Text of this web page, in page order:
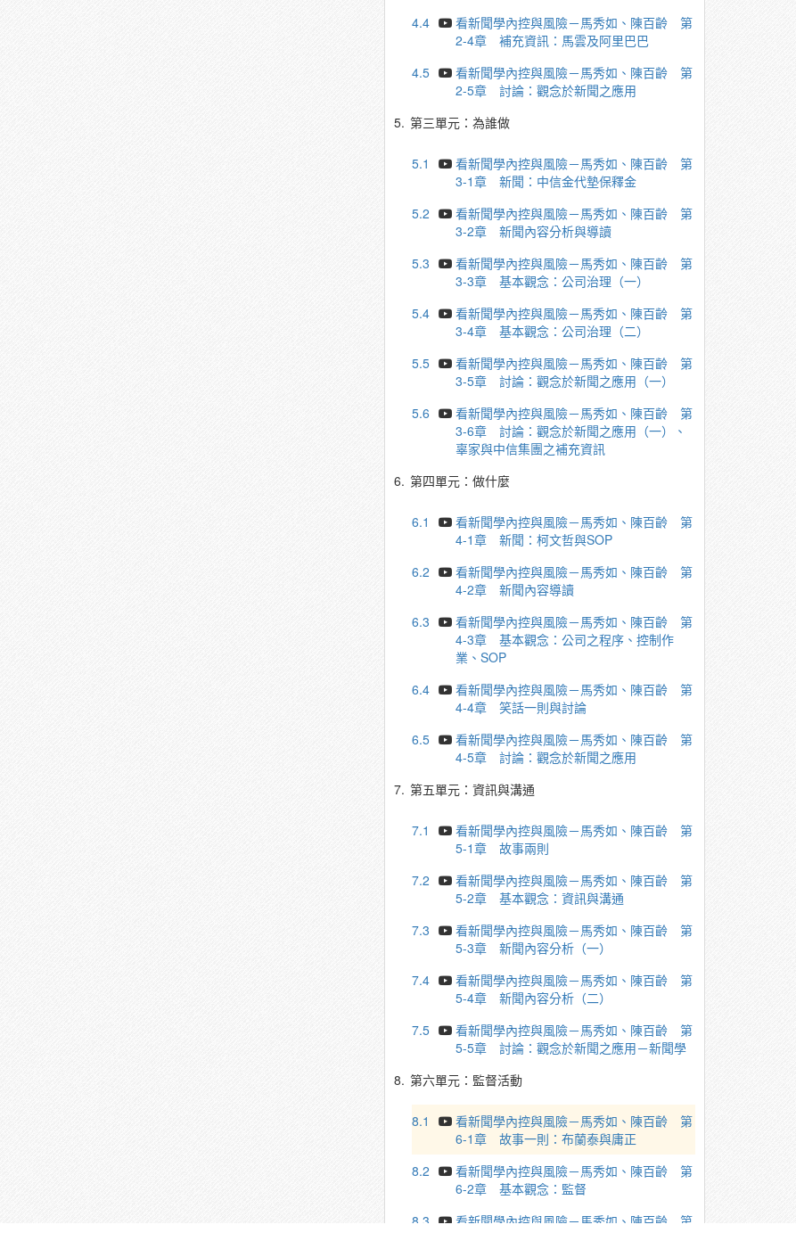
4.4
看新聞學內控與風險－馬秀如、陳百齡 第
2-4章 補充資訊：馬雲及阿里巴巴
4.5
看新聞學內控與風險－馬秀如、陳百齡 第
2-5章 討論：觀念於新聞之應用
5. 第三單元：為誰做
5.1
看新聞學內控與風險－馬秀如、陳百齡 第
3-1章 新聞：中信金代墊保釋金
5.2
看新聞學內控與風險－馬秀如、陳百齡 第
3-2章 新聞內容分析與導讀
5.3
看新聞學內控與風險－馬秀如、陳百齡 第
3-3章 基本觀念：公司治理（一）
5.4
看新聞學內控與風險－馬秀如、陳百齡 第
3-4章 基本觀念：公司治理（二）
5.5
看新聞學內控與風險－馬秀如、陳百齡 第
3-5章 討論：觀念於新聞之應用（一）
5.6
看新聞學內控與風險－馬秀如、陳百齡 第
3-6章 討論：觀念於新聞之應用（一）、
辜家與中信集團之補充資訊
6. 第四單元：做什麼
6.1
看新聞學內控與風險－馬秀如、陳百齡 第
4-1章 新聞：柯文哲與SOP
6.2
看新聞學內控與風險－馬秀如、陳百齡 第
4-2章 新聞內容導讀
6.3
看新聞學內控與風險－馬秀如、陳百齡 第
4-3章 基本觀念：公司之程序、控制作
業、SOP
6.4
看新聞學內控與風險－馬秀如、陳百齡 第
4-4章 笑話一則與討論
6.5
看新聞學內控與風險－馬秀如、陳百齡 第
4-5章 討論：觀念於新聞之應用
7. 第五單元：資訊與溝通
7.1
看新聞學內控與風險－馬秀如、陳百齡 第
5-1章 故事兩則
7.2
看新聞學內控與風險－馬秀如、陳百齡 第
5-2章 基本觀念：資訊與溝通
7.3
看新聞學內控與風險－馬秀如、陳百齡 第
5-3章 新聞內容分析（一）
7.4
看新聞學內控與風險－馬秀如、陳百齡 第
5-4章 新聞內容分析（二）
7.5
看新聞學內控與風險－馬秀如、陳百齡 第
5-5章 討論：觀念於新聞之應用－新聞學
8. 第六單元：監督活動
8.1
看新聞學內控與風險－馬秀如、陳百齡 第
6-1章 故事一則：布蘭泰與庸正
8.2
看新聞學內控與風險－馬秀如、陳百齡 第
6-2章 基本觀念：監督
8.3
看新聞學內控與風險－馬秀如、陳百齡 第